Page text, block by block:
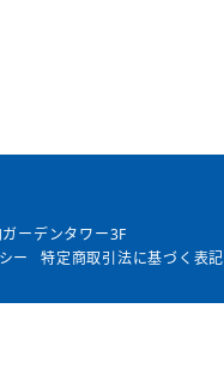
ーデンタワー3F
ー 特定商取引法に基づく表記